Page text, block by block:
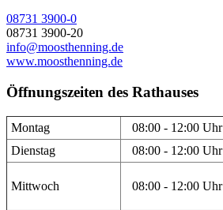
08731 3900-0
08731 3900-20
info@moosthenning.de
www.moosthenning.de
Öffnungszeiten des Rathauses
Montag 08:00 - 12:00 Uhr
Dienstag
08:00 - 12:00 Uhr
Mittwoch 08:00 - 12:00 Uhr